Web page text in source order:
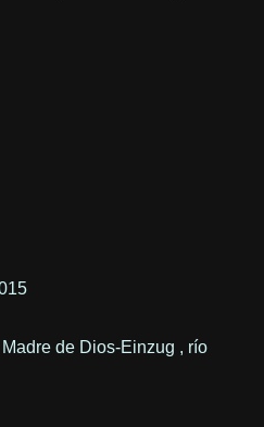
de Dios-Einzug , río